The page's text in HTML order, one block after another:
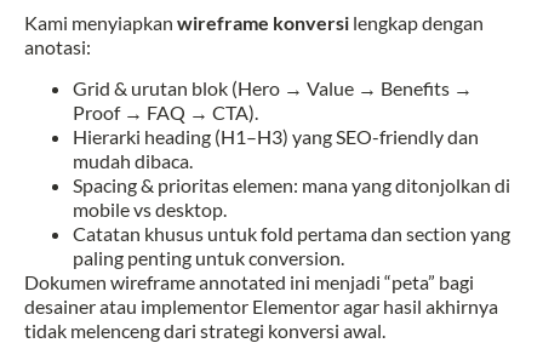
Kami menyiapkan wireframe konversi lengkap dengan
anotasi:
Grid & urutan blok (Hero → Value → Benefits →
Proof → FAQ → CTA).
Hierarki heading (H1–H3) yang SEO-friendly dan
mudah dibaca.
Spacing & prioritas elemen: mana yang ditonjolkan di
mobile vs desktop.
Catatan khusus untuk fold pertama dan section yang
paling penting untuk conversion.
Dokumen wireframe annotated ini menjadi “peta” bagi
desainer atau implementor Elementor agar hasil akhirnya
tidak melenceng dari strategi konversi awal.